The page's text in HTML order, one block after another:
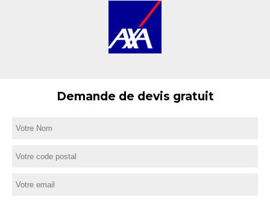
Demande de devis gratuit